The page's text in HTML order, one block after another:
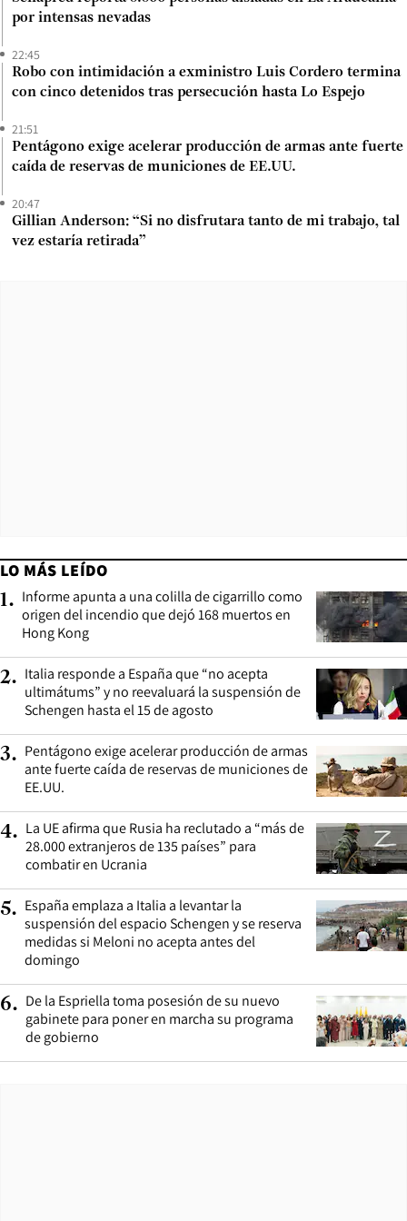
por intensas nevadas
22:45
Robo con intimidación a exministro Luis Cordero termina
con cinco detenidos tras persecución hasta Lo Espejo
21:51
Pentágono exige acelerar producción de armas ante fuerte
caída de reservas de municiones de EE.UU.
20:47
Gillian Anderson: “Si no disfrutara tanto de mi trabajo, tal
vez estaría retirada”
LO MÁS LEÍDO
1. Informe apunta a una colilla de cigarrillo como
origen del incendio que dejó 168 muertos en
Hong Kong
2. Italia responde a España que “no acepta
ultimátums” y no reevaluará la suspensión de
Schengen hasta el 15 de agosto
3. Pentágono exige acelerar producción de armas
ante fuerte caída de reservas de municiones de
EE.UU.
4. La UE afirma que Rusia ha reclutado a “más de
28.000 extranjeros de 135 países” para
combatir en Ucrania
5. España emplaza a Italia a levantar la
suspensión del espacio Schengen y se reserva
medidas si Meloni no acepta antes del
domingo
6. De la Espriella toma posesión de su nuevo
gabinete para poner en marcha su programa
de gobierno